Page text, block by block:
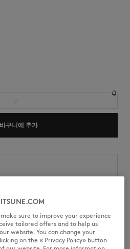
구니에 추가
핸드라이팅 시그니처가 프린트되어 있습
sure to improve your experience
tailored offers and to help us
website. You can change your
on the « Privacy Policy» button